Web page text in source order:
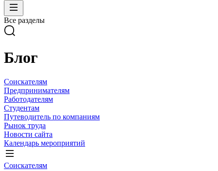
Все разделы
Блог
Соискателям
Предпринимателям
Работодателям
Студентам
Путеводитель по компаниям
Рынок труда
Новости сайта
Календарь мероприятий
Соискателям